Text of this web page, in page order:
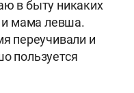
в быту никаких
и мама левша.
переучивали и
пользуется